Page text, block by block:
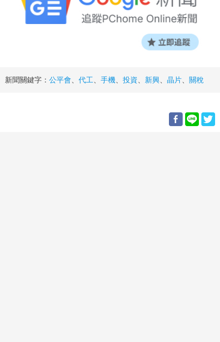
新聞關鍵字： 公平會 代工 手機 投資 新興 晶片 關稅